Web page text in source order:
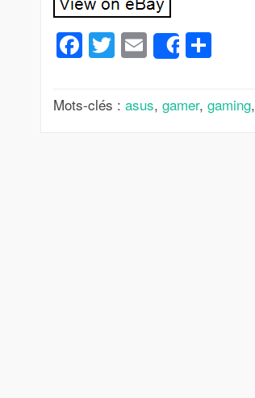
Facebook
Twitter
Email
Share
Mots-clés : asus, gamer, gaming,